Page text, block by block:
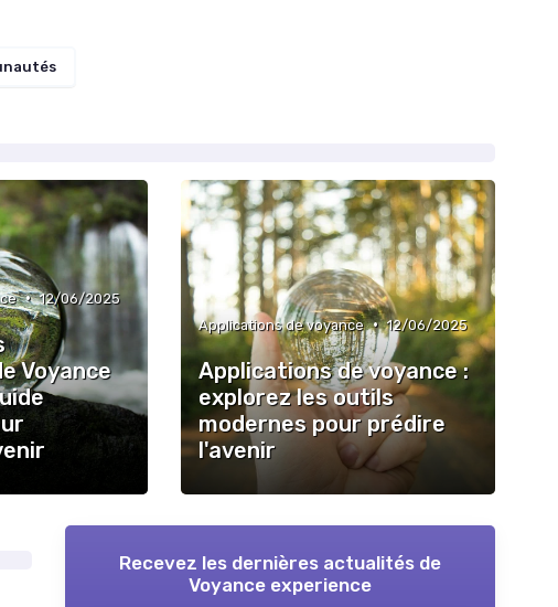
• 12/06/2025
Voyance
Applications de voyance • 12/06/2025
Applications de voyance :
explorez les outils
modernes pour prédire
l'avenir
Recevez les dernières actualités de
Voyance experience